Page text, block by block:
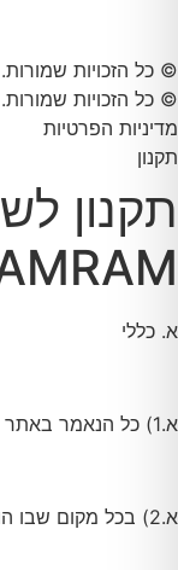
© כל הזכויות שמורות. אתר זה משויך לעסק
© כל הזכויות שמורות. אתר זה משויך לעסק
מדיניות הפרטיות
תקנון
א. כללי
א.1) כל הנאמר באתר ובתקנון זה מיועד לנשים ולגברים כאחד למרות היותו מנוסח בלשון זכר וזאת מטעמי נוחות בלבד.
א.2) בכל מקום שבו הוראות תקנון זה מופנות כלפי יחיד, יחול הוראות אלה גם כלפי רבים, ולהפך לפי העניין.